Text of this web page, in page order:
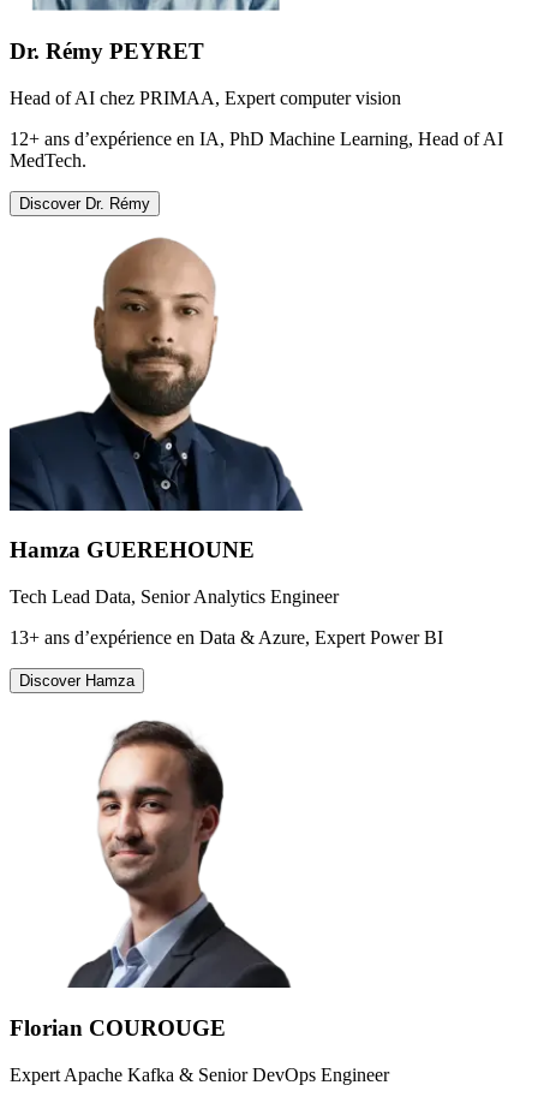
Dr. Rémy PEYRET
Head of AI chez PRIMAA, Expert computer vision
12+ ans d’expérience en IA, PhD Machine Learning, Head of AI
MedTech.
Discover Dr. Rémy
Hamza GUEREHOUNE
Tech Lead Data, Senior Analytics Engineer
13+ ans d’expérience en Data & Azure, Expert Power BI
Discover Hamza
Florian COUROUGE
Expert Apache Kafka & Senior DevOps Engineer